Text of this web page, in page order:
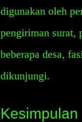
digunakan oleh
pengiriman surat,
beberapa desa,
dikunjungi.
Kesimpulan